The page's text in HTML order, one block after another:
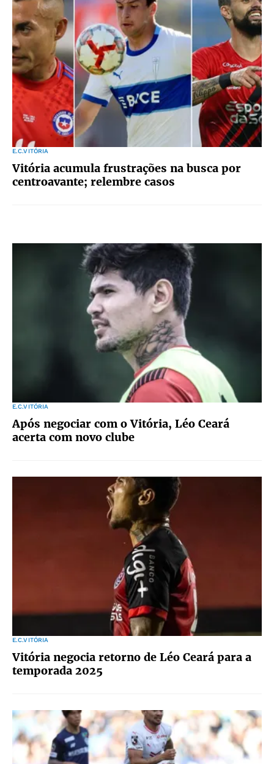
E.C.VITÓRIA
Vitória acumula frustrações na busca por
centroavante; relembre casos
E.C.VITÓRIA
Após negociar com o Vitória, Léo Ceará
acerta com novo clube
E.C.VITÓRIA
Vitória negocia retorno de Léo Ceará para a
temporada 2025